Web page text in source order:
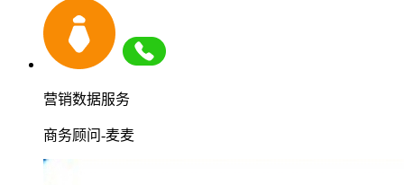
营销数据服务
商务顾问-麦麦